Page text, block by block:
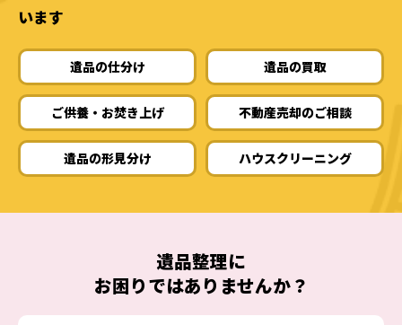
います
遺品の仕分け 遺品の買取
ご供養・お焚き上げ 不動産売却のご相談
遺品の形見分け ハウスクリーニング
遺品整理に
お困りではありませんか？